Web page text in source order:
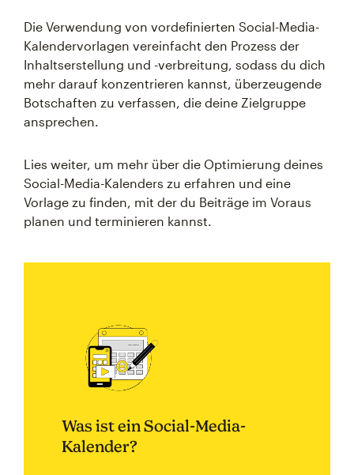
Die Verwendung von vordefinierten Social-Media-
Kalendervorlagen vereinfacht den Prozess der
Inhaltserstellung und -verbreitung, sodass du dich
mehr darauf konzentrieren kannst, überzeugende
Botschaften zu verfassen, die deine Zielgruppe
ansprechen.
Lies weiter, um mehr über die Optimierung deines
Social-Media-Kalenders zu erfahren und eine
Vorlage zu finden, mit der du Beiträge im Voraus
planen und terminieren kannst.
Was ist ein Social-Media-
Kalender?